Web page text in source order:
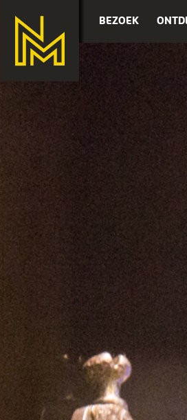
BEZOEK